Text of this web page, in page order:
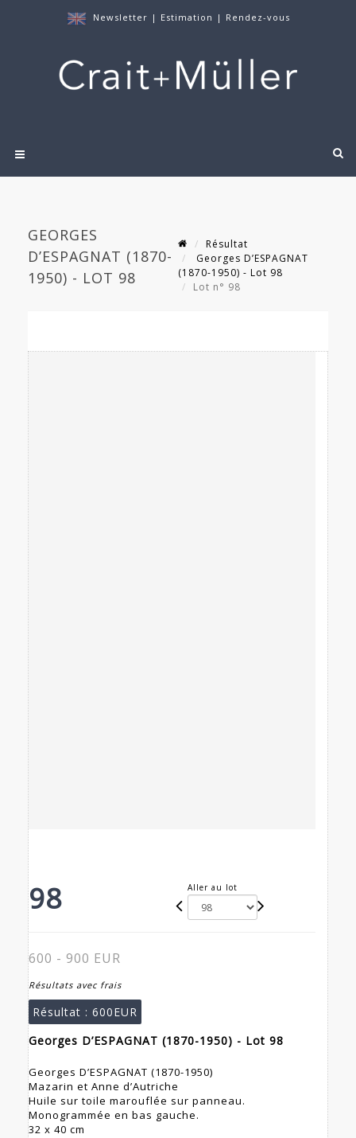
Newsletter | Estimation | Rendez-vous
GEORGES
D’ESPAGNAT (1870-
1950) - LOT 98
Résultat
Georges D’ESPAGNAT
(1870-1950) - Lot 98
Lot n° 98
98 Aller au lot
600 - 900 EUR
Résultats avec frais
Résultat : 600EUR
Georges D’ESPAGNAT (1870-1950) - Lot 98
Georges D’ESPAGNAT (1870-1950)
Mazarin et Anne d’Autriche
Huile sur toile marouflée sur panneau.
Monogrammée en bas gauche.
32 x 40 cm